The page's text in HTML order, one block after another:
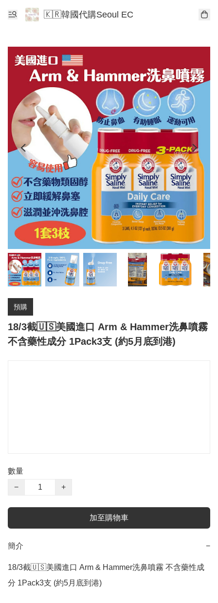
🇰🇷韓國代購Seoul EC
預購
18/3截🇺🇸美國進口 Arm & Hammer洗鼻噴霧
不含藥性成分 1Pack3支 (約5月底到港)
數量
−
+
加至購物車
簡介 −
18/3截🇺🇸美國進口 Arm & Hammer洗鼻噴霧 不含藥性成
分 1Pack3支 (約5月底到港)